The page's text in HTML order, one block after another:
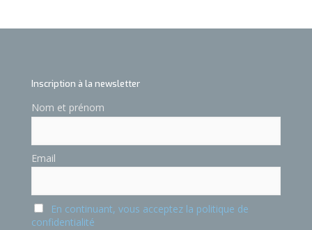
Inscription à la newsletter
Nom et prénom
Email
En continuant, vous acceptez la politique de
confidentialité